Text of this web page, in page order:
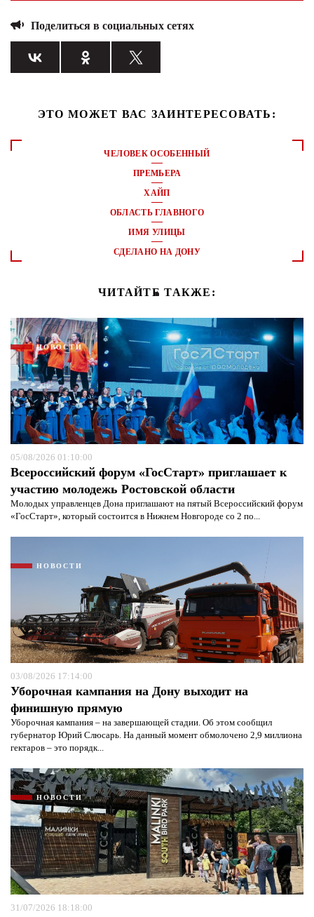
Поделиться в социальных сетях
ЭТО МОЖЕТ ВАС ЗАИНТЕРЕСОВАТЬ:
ЧЕЛОВЕК ОСОБЕННЫЙ
ПРЕМЬЕРА
ХАЙП
ОБЛАСТЬ ГЛАВНОГО
ИМЯ УЛИЦЫ
СДЕЛАНО НА ДОНУ
ЧИТАЙТЕ ТАКЖЕ:
НОВОСТИ
05/08/2026 01:10:00
Всероссийский форум «ГосСтарт» приглашает к
участию молодежь Ростовской области
Молодых управленцев Дона приглашают на пятый Всероссийский форум
«ГосСтарт», который состоится в Нижнем Новгороде со 2 по...
НОВОСТИ
03/08/2026 17:14:00
Уборочная кампания на Дону выходит на
финишную прямую
Уборочная кампания – на завершающей стадии. Об этом сообщил
губернатор Юрий Слюсарь. На данный момент обмолочено 2,9 миллиона
гектаров – это порядк...
НОВОСТИ
31/07/2026 18:18:00